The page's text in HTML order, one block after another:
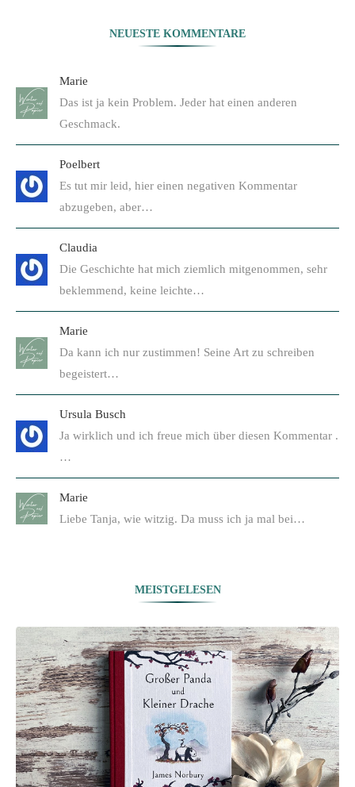
NEUESTE KOMMENTARE
Marie
Das ist ja kein Problem. Jeder hat einen anderen
Geschmack.
Poelbert
Es tut mir leid, hier einen negativen Kommentar
abzugeben, aber…
Claudia
Die Geschichte hat mich ziemlich mitgenommen, sehr
beklemmend, keine leichte…
Marie
Da kann ich nur zustimmen! Seine Art zu schreiben
begeistert…
Ursula Busch
Ja wirklich und ich freue mich über diesen Kommentar .
…
Marie
Liebe Tanja, wie witzig. Da muss ich ja mal bei…
MEISTGELESEN